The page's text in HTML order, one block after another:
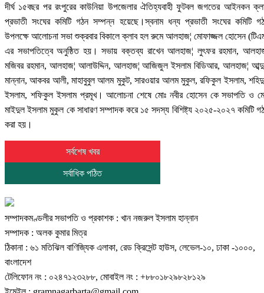
দীর্ঘ ১৫বছর পর রংপুরের কাউনিয়া উপজেলার ঐতিহ্যবাহী ফুটবল জগতের আইনকন
প্রভাতী সংঘের কমিটি গঠন সম্পন্ন হয়েছে।স্বনাম ধন্য প্রভাতী সংঘের কমিটি
উপলক্ষে আলোচনা সভা শুক্রবার বিকালে ক্লাব হল রুমে আলহাজ¦ মোফাজ্জল হোসেন
এর সভাপতিত্বে অনুষ্ঠিত হয়। সভায় বক্তব্য রাখেন আলহাজ¦ লুৎফর রহমান,
মজিবর রহমান, আলহাজ¦ আলাউদ্দিন, আলহাজ¦ আজিজুল ইসলাম বিডিআর, আলহাজ¦
মান্নান, আকবর আলী, মাহাবুবুল আলম মুকুট, সারওয়ার আলম মুকুল, রফিকুল ইসলাম,
ইসলাম, শফিকুল ইসলাম প্রমূখ। আলোচনা শেষে মোঃ নবীর হোসেন কে সভাপতি ও
মাইদুল ইসলাম মুকুল কে সাধারণ সম্পাদক করে ১৫ সদস্য বিশিষ্ট্য ২০২৫-২০২৭ কমিটি
করা হয়।
সর্বশেষ খবর
সর্বাধিক পঠিত
সম্পাদকমণ্ডলীর সভাপতি ও প্রকাশক : খান নজরুল ইসলাম হান্নান
সম্পাদক : অলক কুমার মিত্র
ঠিকানা : ৬১ মতিঝিল বাণিজ্যিক এলাকা, রেড ক্রিসেন্ট হাউস, লেভেল-১০, ঢাকা -১০০০,
বাংলাদেশ
টেলিফোন নং : ০২৪৭১২৩২৮৮, মোবাইল নং : +৮৮০১৮২৯৮২৮১২৯